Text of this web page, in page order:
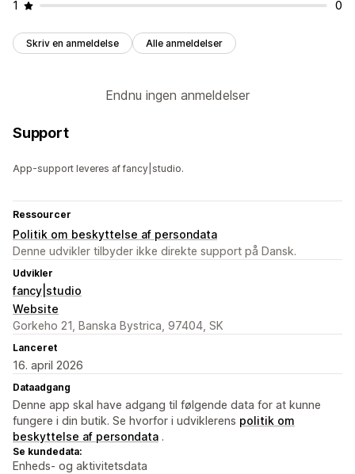
1 0
Skriv en anmeldelse Alle anmeldelser
Endnu ingen anmeldelser
Support
App-support leveres af fancy|studio.
Ressourcer
Politik om beskyttelse af persondata
Denne udvikler tilbyder ikke direkte support på Dansk.
Udvikler
fancy|studio
Website
Gorkeho 21, Banska Bystrica, 97404, SK
Lanceret
16. april 2026
Dataadgang
Denne app skal have adgang til følgende data for at kunne
fungere i din butik. Se hvorfor i udviklerens politik om
beskyttelse af persondata .
Se kundedata:
Enheds- og aktivitetsdata